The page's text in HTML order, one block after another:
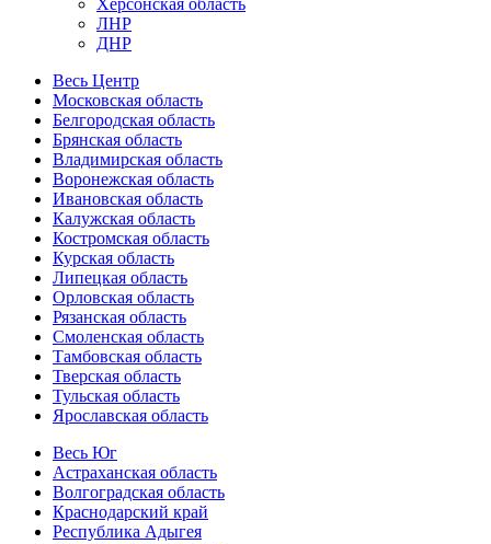
Херсонская область
ЛНР
ДНР
Весь Центр
Московская область
Белгородская область
Брянская область
Владимирская область
Воронежская область
Ивановская область
Калужская область
Костромская область
Курская область
Липецкая область
Орловская область
Рязанская область
Смоленская область
Тамбовская область
Тверская область
Тульская область
Ярославская область
Весь Юг
Астраханская область
Волгоградская область
Краснодарский край
Республика Адыгея